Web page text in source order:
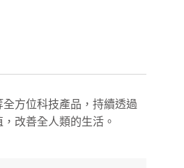
方位科技產品，持續透過
改善全人類的生活。